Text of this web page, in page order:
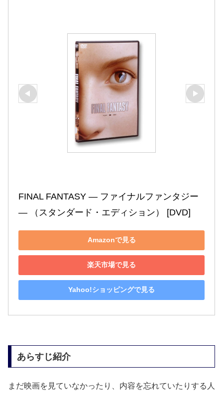
FINAL FANTASY ― ファイナルファンタジー
― （スタンダード・エディション） [DVD]
Amazonで見る
楽天市場で見る
Yahoo!ショッピングで見る
あらすじ紹介
まだ映画を見ていなかったり、内容を忘れていたりする人